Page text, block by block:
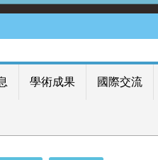
學術成果 國際交流